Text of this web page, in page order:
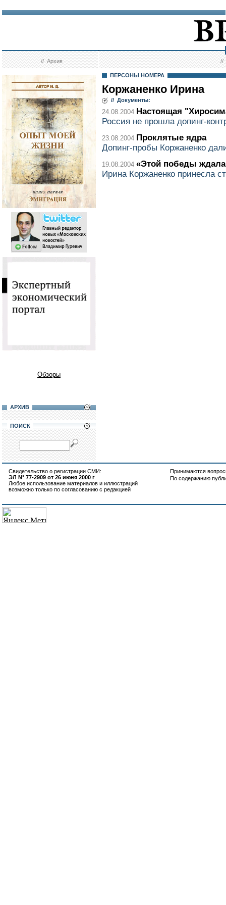
//Архив //
Обзоры
АРХИВ
ПОИСК
ПЕРСОНЫ НОМЕРА
Коржаненко Ирина
// Документы:
24.08.2004 Настоящая
Россия не прошла допинг-
23.08.2004 Проклятые ядра
Допинг-пробы Коржаненко
19.08.2004 «Этой победы
Ирина Коржаненко принесла
Свидетельство о регистрации СМИ:
ЭЛ N° 77-2909 от 26 июня 2000 г
Любое использование материалов и иллюстраций
возможно только по согласованию с редакцией
Принимаются
По содержанию